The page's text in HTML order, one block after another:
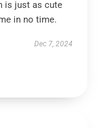
is just as cute
in no time.
Dec 7, 2024